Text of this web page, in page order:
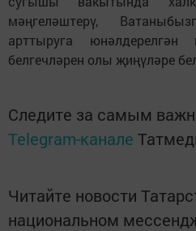
мәңгеләштерү,
арттыруга
белгечләрен олы җиңүләре
Следите за самым
Telegram-канале
Читайте новости
национальном